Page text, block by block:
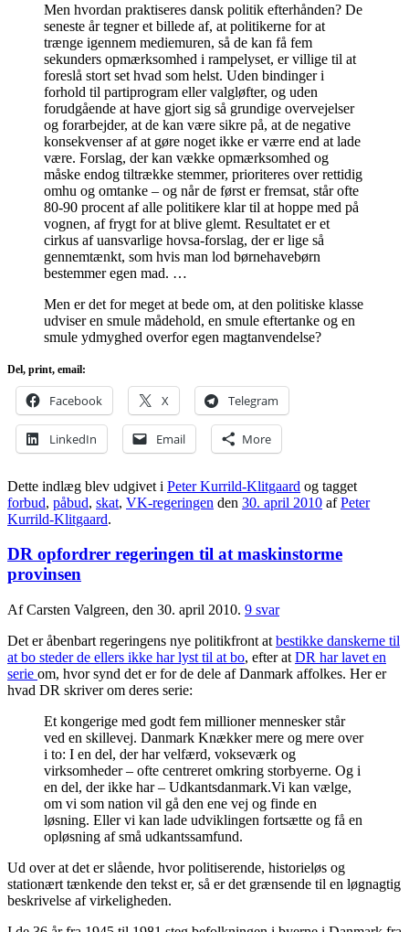
Men hvordan praktiseres dansk politik efterhånden? De
seneste år tegner et billede af, at politikerne for at
trænge igennem mediemuren, så de kan få fem
sekunders opmærksomhed i rampelyset, er villige til at
foreslå stort set hvad som helst. Uden bindinger i
forhold til partiprogram eller valgløfter, og uden
forudgående at have gjort sig så grundige overvejelser
og forarbejder, at de kan være sikre på, at de negative
konsekvenser af at gøre noget ikke er værre end at lade
være. Forslag, der kan vække opmærksomhed og
måske endog tiltrække stemmer, prioriteres over rettidig
omhu og omtanke – og når de først er fremsat, står ofte
80-90 procent af alle politikere klar til at hoppe med på
vognen, af frygt for at blive glemt. Resultatet er et
cirkus af uansvarlige hovsa-forslag, der er lige så
gennemtænkt, som hvis man lod børnehavebørn
bestemmer egen mad. …
Men er det for meget at bede om, at den politiske klasse
udviser en smule mådehold, en smule eftertanke og en
smule ydmyghed overfor egen magtanvendelse?
Del, print, email:
Facebook X Telegram
LinkedIn Email More
Dette indlæg blev udgivet i Peter Kurrild-Klitgaard og tagget
forbud, påbud, skat, VK-regeringen den 30. april 2010 afPeter
Kurrild-Klitgaard.
DR opfordrer regeringen til at maskinstorme
provinsen
Af Carsten Valgreen, den 30. april 2010. 9 svar
Det er åbenbart regeringens nye politikfront at bestikke danskerne til
at bo steder de ellers ikke har lyst til at bo, efter at DR har lavet en
serie om, hvor synd det er for de dele af Danmark affolkes. Her er
hvad DR skriver om deres serie:
Et kongerige med godt fem millioner mennesker står
ved en skillevej. Danmark Knækker mere og mere over
i to: I en del, der har velfærd, vokseværk og
virksomheder – ofte centreret omkring storbyerne. Og i
en del, der ikke har – Udkantsdanmark.Vi kan vælge,
om vi som nation vil gå den ene vej og finde en
løsning. Eller vi kan lade udviklingen fortsætte og få en
opløsning af små udkantssamfund.
Ud over at det er slående, hvor politiserende, historieløs og
stationært tænkende den tekst er, så er det grænsende til en løgnagtig
beskrivelse af virkeligheden.